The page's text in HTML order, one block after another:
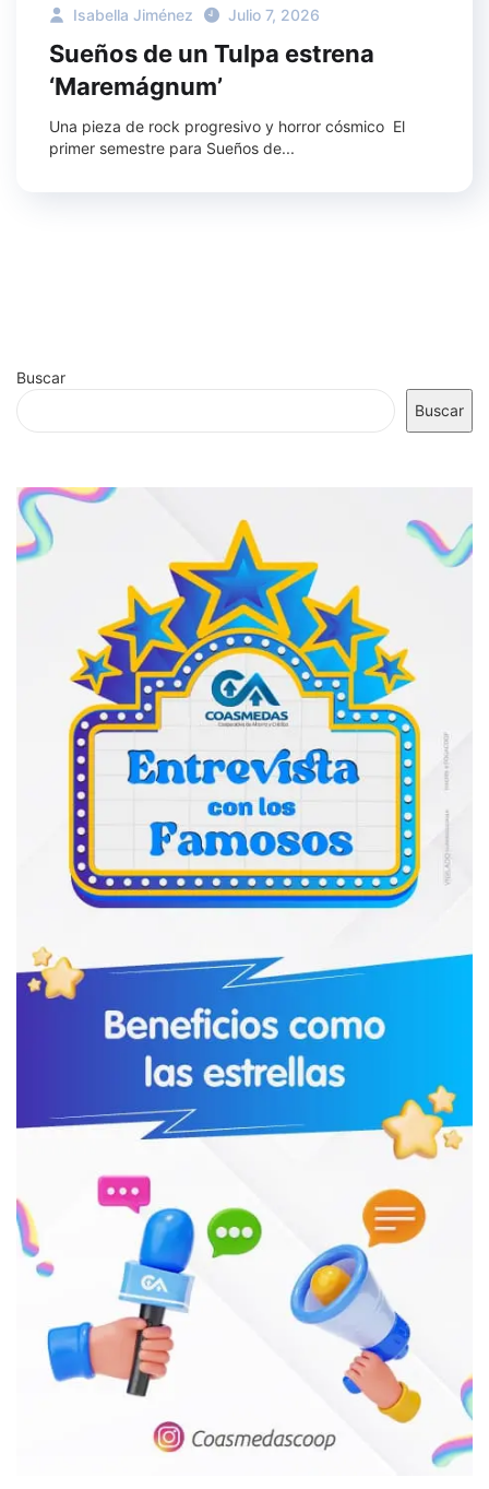
Isabella Jiménez Julio 7, 2026
Sueños de un Tulpa estrena
‘Maremágnum’
Una pieza de rock progresivo y horror cósmico El
primer semestre para Sueños de...
Buscar
Buscar